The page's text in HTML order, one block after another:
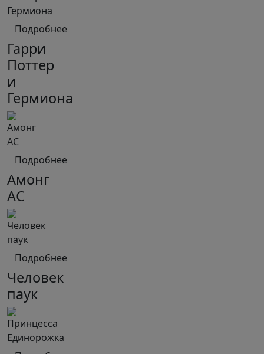
Подробнее
Гарри
Поттер
и
Гермиона
Подробнее
Амонг
АС
Подробнее
Человек
паук